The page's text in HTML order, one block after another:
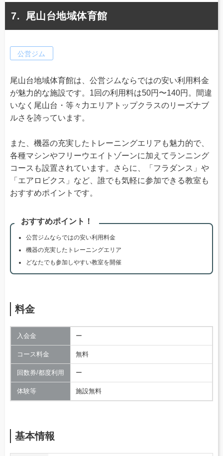
尾山台地域体育館
公営ジム
尾山台地域体育館は、公営ジムならではの安い利用料金
が魅力的な施設です。1回の利用料は50円〜140円。間違
いなく尾山台・等々力エリアトップクラスのリーズナブ
ルさを誇っています。
また、機器の充実したトレーニングエリアも魅力的で、
各種マシンやフリーウエイトゾーンに加えてランニング
コースも設置されています。さらに、「フラダンス」や
「エアロビクス」など、誰でも気軽に参加できる教室も
おすすめポイントです。
おすすめポイント！
公営ジムならではの安い利用料金
機器の充実したトレーニングエリア
どなたでも参加しやすい教室を開催
料金
入会金 ー
コース料金 無料
回数券/都度利用 ー
体験等 施設無料
基本情報